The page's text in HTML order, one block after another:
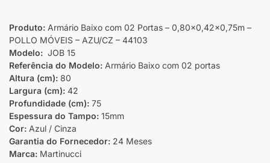
Produto: Armário Baixo com 02 Portas – 0,80×0,42×0,75m –
POLLO MÓVEIS – AZU/CZ – 44103
Modelo: JOB 15
Referência do Modelo: Armário Baixo com 02 portas
Altura (cm): 80
Largura (cm): 42
Profundidade (cm): 75
Espessura do Tampo: 15mm
Cor: Azul / Cinza
Garantia do Fornecedor: 24 Meses
Marca: Martinucci